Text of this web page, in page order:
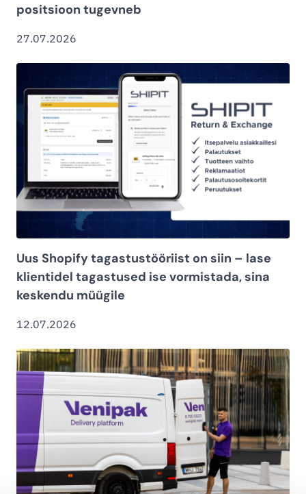
positsioon tugevneb
27.07.2026
Uus Shopify tagastustööriist on siin – lase
klientidel tagastused ise vormistada, sina
keskendu müügile
12.07.2026